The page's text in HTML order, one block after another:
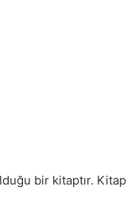
bir kitaptır.